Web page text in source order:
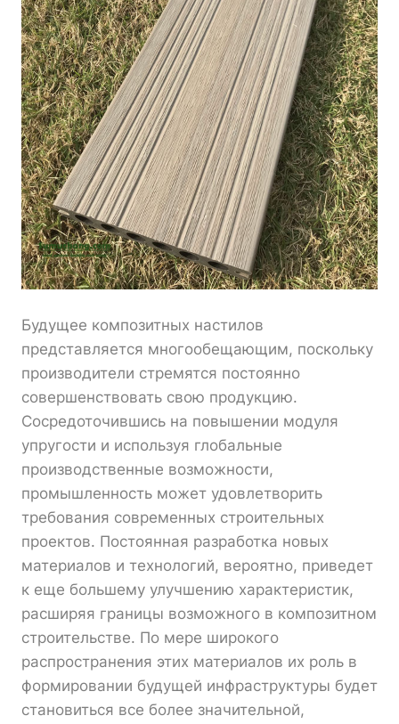
Будущее композитных настилов
представляется многообещающим, поскольку
производители стремятся постоянно
совершенствовать свою продукцию.
Сосредоточившись на повышении модуля
упругости и используя глобальные
производственные возможности,
промышленность может удовлетворить
требования современных строительных
проектов. Постоянная разработка новых
материалов и технологий, вероятно, приведет
к еще большему улучшению характеристик,
расширяя границы возможного в композитном
строительстве. По мере широкого
распространения этих материалов их роль в
формировании будущей инфраструктуры будет
становиться все более значительной,